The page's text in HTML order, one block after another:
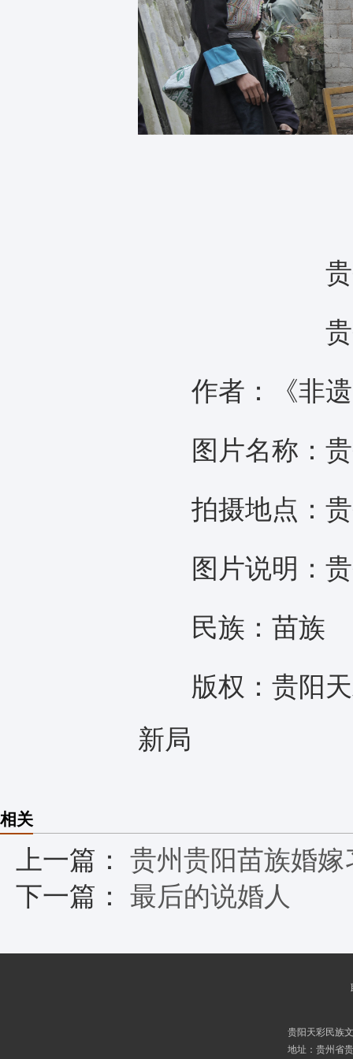
贵州
贵州
作者：《非遗
图片名称：贵
拍摄地点：贵
图片说明：贵
民族：苗族
版权：贵阳天
新局
相关
上一篇： 贵州贵阳苗族婚嫁
下一篇： 最后的说婚人
贵阳天彩民族
地址：贵州省